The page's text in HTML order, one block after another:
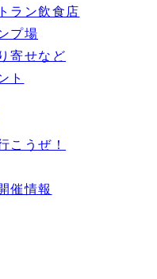
ラン飲食店
プ場
寄せなど
ト
こうぜ！
催情報